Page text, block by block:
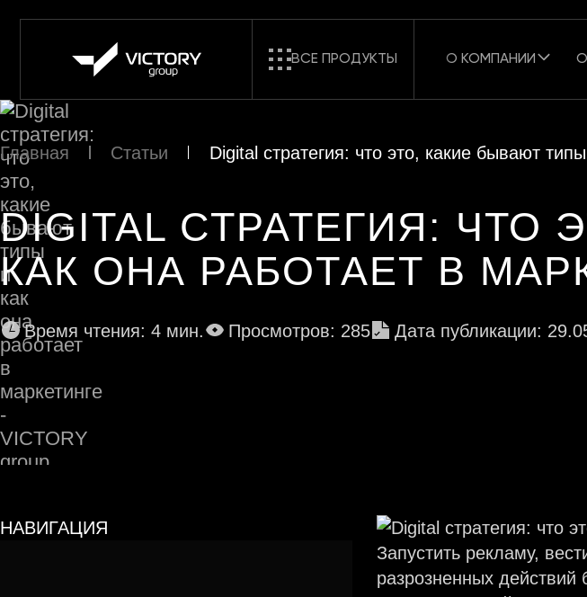
ВСЕ ПРОДУКТЫ О КОМПАНИИ
Главная Статьи Digital стратегия: что это, какие бывают
DIGITAL СТРАТЕГИЯ:
КАК ОНА РАБОТАЕТ В
Время чтения: 4 мин. Просмотров: 285 Дата публикации:
НАВИГАЦИЯ
Запустить рекламу,
разрозненных действий